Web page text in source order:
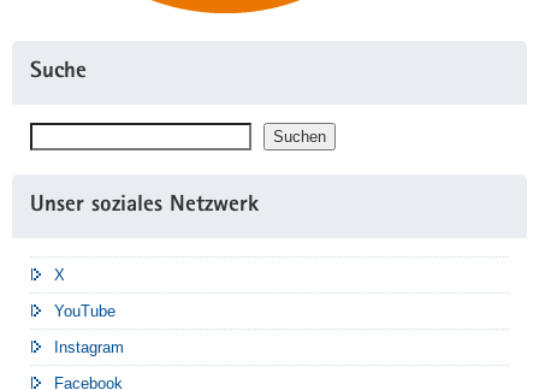
Suche
Suchen Suchen
Unser soziales Netzwerk
X
YouTube
Instagram
Facebook